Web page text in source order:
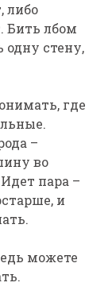
либо
Бить лбом
одну стену,
где
–
во
пара –
и
можете